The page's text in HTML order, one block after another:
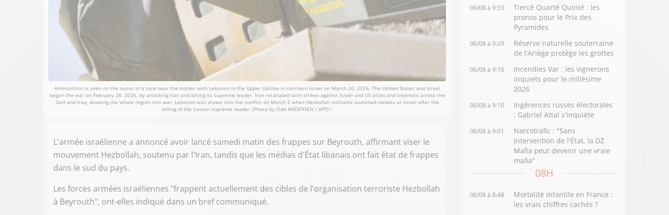
Ammunition is seen on the turret of a tank near the border with Lebanon in the Upper Galilee in northern Israel on March 20, 2026. The United States and Israel
began the war on February 28, 2026, by attacking Iran and killing its supreme leader. Iran retaliated with strikes against Israel and US allies and interests across the
Gulf and Iraq, drawing the whole region into war. Lebanon was drawn into the conflict on March 2 when Hezbollah militants launched rockets at Israel after the
killing of the Iranian supreme leader. (Photo by Odd ANDERSEN / AFP) /
L'armée israélienne a annoncé avoir lancé samedi matin des frappes sur Beyrouth, affirmant viser le
mouvement Hezbollah, soutenu par l'Iran, tandis que les médias d'État libanais ont fait état de frappes
dans le sud du pays.
Les forces armées israéliennes "frappent actuellement des cibles de l'organisation terroriste Hezbollah
à Beyrouth", ont-elles indiqué dans un bref communiqué.
06/08 à 9:53
Tiercé Quarté Quinté : les
pronos pour le Prix des
Pyramides
06/08 à 9:29
Réserve naturelle souterraine
de l'Ariège protège les grottes
06/08 à 9:16
Incendies Var : les vignerons
inquiets pour le millésime
2026
06/08 à 9:10
Ingérences russes électorales
: Gabriel Attal s'inquiète
06/08 à 9:01
Narcotrafic : "Sans
intervention de l'État, la DZ
Mafia peut devenir une vraie
mafia"
08H
06/08 à 8:48
Mortalité infantile en France :
les vrais chiffres cachés ?